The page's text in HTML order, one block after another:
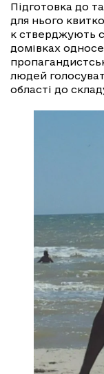
Підготовка до
для нього
к стверджують
домівках
людей
області до